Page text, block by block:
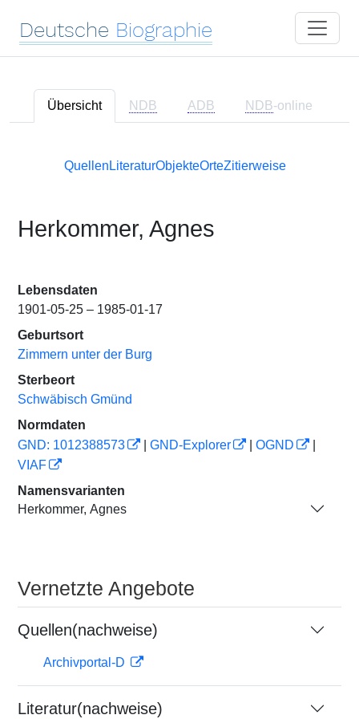
Deutsche Biographie
Übersicht NDB ADB NDB-online
Quellen LiteraturObjekteOrteZitierweise
Herkommer, Agnes
Lebensdaten
1901-05-25 – 1985-01-17
Geburtsort
Zimmern unter der Burg
Sterbeort
Schwäbisch Gmünd
Normdaten
GND: 1012388573
GND-Explorer OGND
VIAF
Namensvarianten
Herkommer, Agnes
Vernetzte Angebote
Quellen(nachweise)
Archivportal-D
Literatur(nachweise)